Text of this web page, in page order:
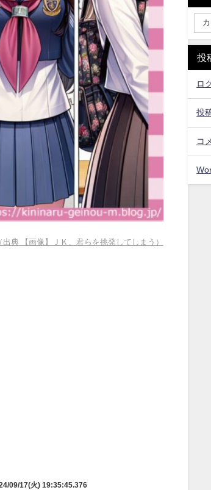
出典 【画像】ＪＫ、君らを挑発してしまう）
09/17(火) 19:35:45.376
投
ロ
投
コ